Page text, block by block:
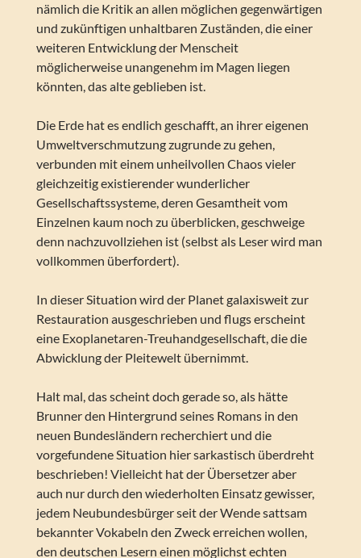
nämlich die Kritik an allen möglichen gegenwärtigen
und zukünftigen unhaltbaren Zuständen, die einer
weiteren Entwicklung der Menscheit
möglicherweise unangenehm im Magen liegen
könnten, das alte geblieben ist.
Die Erde hat es endlich geschafft, an ihrer eigenen
Umweltverschmutzung zugrunde zu gehen,
verbunden mit einem unheilvollen Chaos vieler
gleichzeitig existierender wunderlicher
Gesellschaftssysteme, deren Gesamtheit vom
Einzelnen kaum noch zu überblicken, geschweige
denn nachzuvollziehen ist (selbst als Leser wird man
vollkommen überfordert).
In dieser Situation wird der Planet galaxisweit zur
Restauration ausgeschrieben und flugs erscheint
eine Exoplanetaren-Treuhandgesellschaft, die die
Abwicklung der Pleitewelt übernimmt.
Halt mal, das scheint doch gerade so, als hätte
Brunner den Hintergrund seines Romans in den
neuen Bundesländern recherchiert und die
vorgefundene Situation hier sarkastisch überdreht
beschrieben! Vielleicht hat der Übersetzer aber
auch nur durch den wiederholten Einsatz gewisser,
jedem Neubundesbürger seit der Wende sattsam
bekannter Vokabeln den Zweck erreichen wollen,
den deutschen Lesern einen möglichst echten